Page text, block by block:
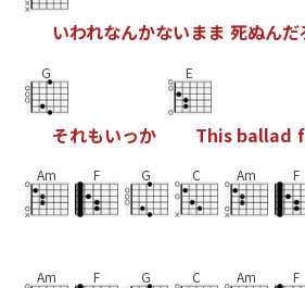
いわれなんかないまま 死ぬんだ
G
それもいっか
E
This ballad f
Am F G C Am F
Am F G C Am F